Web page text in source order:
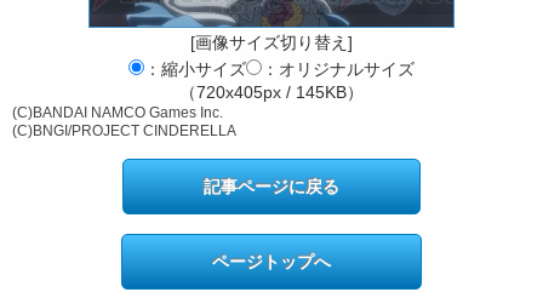
[画像サイズ切り替え]
：縮小サイズ
：オリジナルサイズ
（720x405px / 145KB）
(C)BANDAI NAMCO Games Inc.
(C)BNGI/PROJECT CINDERELLA
記事ページに戻る
ページトップへ